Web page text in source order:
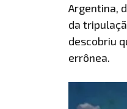
Argentina,
da
descobriu
errônea.